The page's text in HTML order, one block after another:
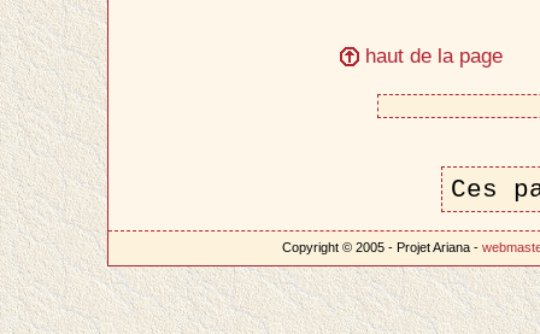
haut de la page
Ces
Copyright © 2005 - Projet Ariana -